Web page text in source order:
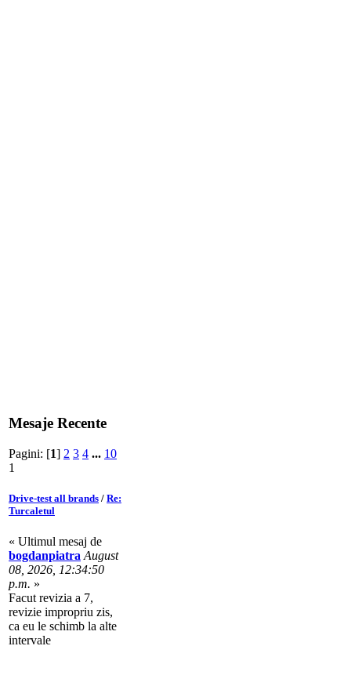
Mesaje Recente
Pagini: [1] 2 3 4 ... 10
1
Drive-test all brands / Re:
Turcaletul
« Ultimul mesaj de
bogdanpiatra August
08, 2026, 12:34:50
p.m. »
Facut revizia a 7,
revizie impropriu zis,
ca eu le schimb la alte
intervale